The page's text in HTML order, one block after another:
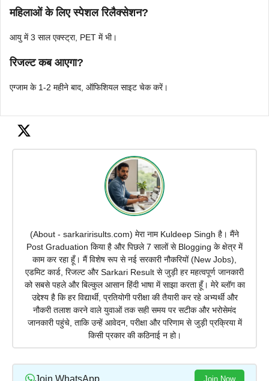
महिलाओं के लिए स्पेशल रिलैक्सेशन?
आयु में 3 साल एक्स्ट्रा, PET में भी।
रिजल्ट कब आएगा?
एग्जाम के 1-2 महीने बाद, ऑफिशियल साइट चेक करें।
(About - sarkaririsults.com) मेरा नाम Kuldeep Singh है। मैंने
Post Graduation किया है और पिछले 7 सालों से Blogging के क्षेत्र में
काम कर रहा हूँ। मैं विशेष रूप से नई सरकारी नौकरियों (New Jobs),
एडमिट कार्ड, रिजल्ट और Sarkari Result से जुड़ी हर महत्वपूर्ण जानकारी
को सबसे पहले और बिल्कुल आसान हिंदी भाषा में साझा करता हूँ। मेरे ब्लॉग का
उद्देश्य है कि हर विद्यार्थी, प्रतियोगी परीक्षा की तैयारी कर रहे अभ्यर्थी और
नौकरी तलाश करने वाले युवाओं तक सही समय पर सटीक और भरोसेमंद
जानकारी पहुंचे, ताकि उन्हें आवेदन, परीक्षा और परिणाम से जुड़ी प्रक्रिया में
किसी प्रकार की कठिनाई न हो।
Join WhatsApp Join Now